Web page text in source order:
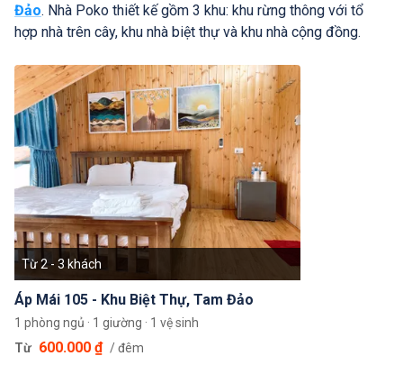
Đảo. Nhà Poko thiết kế gồm 3 khu: khu rừng thông với tổ
hợp nhà trên cây, khu nhà biệt thự và khu nhà cộng đồng.
Áp Mái 105 - Khu Biệt Thự, Tam Đảo
Từ 2 - 3 khách
1 phòng ngủ · 1 giường · 1 vệ sinh
Từ 600.000 ₫ / đêm